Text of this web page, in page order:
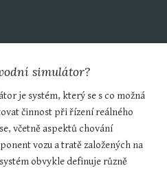
simulátor?
je systém, který se s co možná
činnost při řízení reálného
včetně aspektů chování
vozu a tratě založených na
obvykle definuje různě